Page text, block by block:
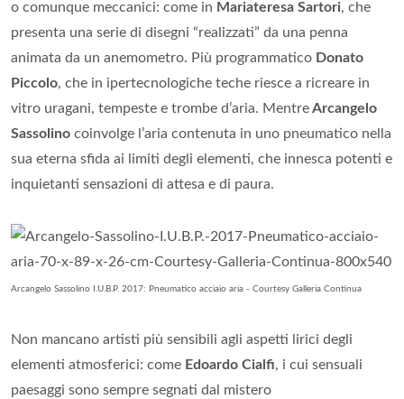
o comunque meccanici: come in Mariateresa Sartori, che
presenta una serie di disegni “realizzati” da una penna
animata da un anemometro. Più programmatico Donato
Piccolo, che in ipertecnologiche teche riesce a ricreare in
vitro uragani, tempeste e trombe d’aria. MentreArcangelo
Sassolino coinvolge l’aria contenuta in uno pneumatico nella
sua eterna sfida ai limiti degli elementi, che innesca potenti e
inquietanti sensazioni di attesa e di paura.
Arcangelo Sassolino I.U.B.P. 2017: Pneumatico acciaio aria - Courtesy Galleria Continua
Non mancano artisti più sensibili agli aspetti lirici degli
elementi atmosferici: come Edoardo Cialfi, i cui sensuali
paesaggi sono sempre segnati dal mistero